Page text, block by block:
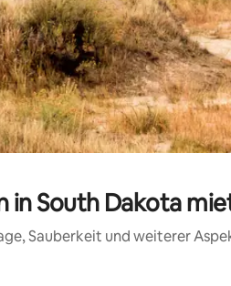
in South Dakota
Sauberkeit und weiterer